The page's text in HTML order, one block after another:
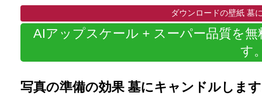
ダウンロードの壁紙 墓
AIアップスケール + スーパー品質を
す。
写真の準備の効果 墓にキャンドルします